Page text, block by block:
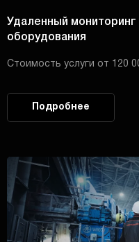
Удаленный мониторинг
оборудования
Стоимость услуги от 120
Подробнее